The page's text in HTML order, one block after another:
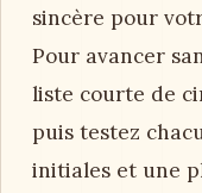
sincère pour
Pour avancer
liste courte de
puis testez
initiales et une